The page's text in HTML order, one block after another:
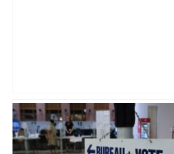
Vous pensiez que c’était comme
voiture ? La vérité sur les avions
reculent – ici.fr